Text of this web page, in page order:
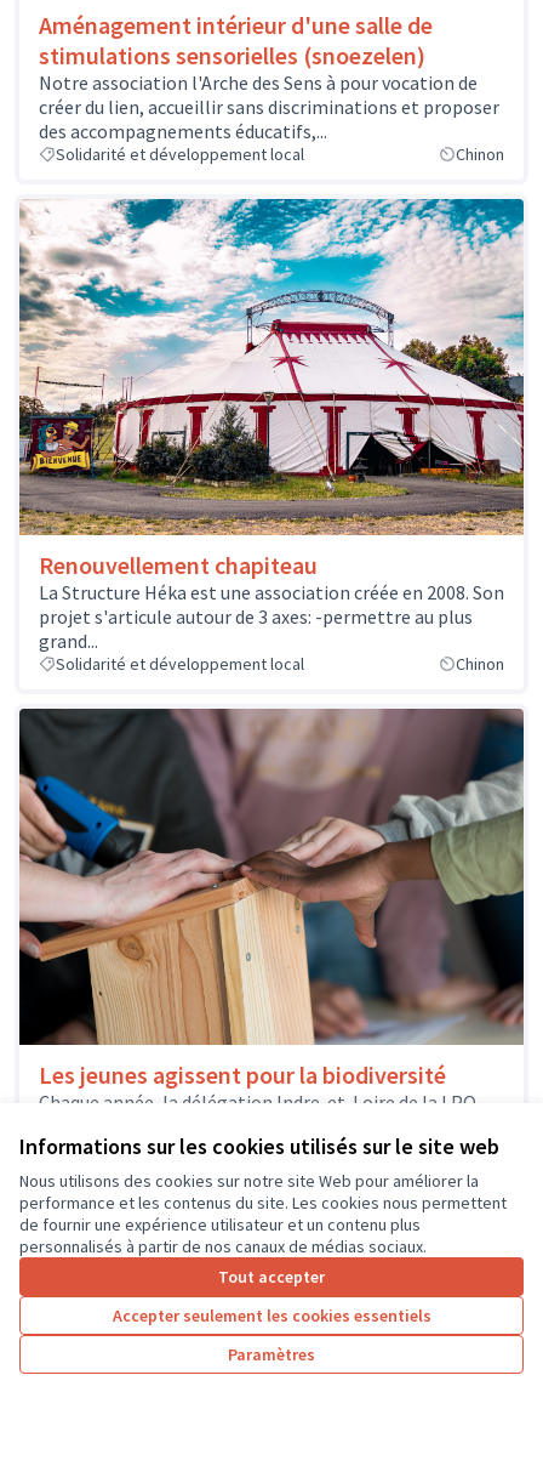
Informations sur les cookies utilisés sur le site web
Nous utilisons des cookies sur notre site Web pour améliorer la
performance et les contenus du site. Les cookies nous permettent
de fournir une expérience utilisateur et un contenu plus
personnalisés à partir de nos canaux de médias sociaux.
Tout accepter
Accepter seulement les cookies essentiels
Paramètres
Aménagement intérieur d'une salle de
stimulations sensorielles (snoezelen)
Notre association l'Arche des Sens à pour vocation de
créer du lien, accueillir sans discriminations et proposer
des accompagnements éducatifs,...
Solidarité et développement local Chinon
Renouvellement chapiteau
La Structure Héka est une association créée en 2008. Son
projet s'articule autour de 3 axes: -permettre au plus
grand...
Solidarité et développement local Chinon
Les jeunes agissent pour la biodiversité
Chaque année, la délégation Indre-et-Loire de la LPO
territoire, privés comme publics, dans...
Environnement et cadre de vie
Résultats par page : 25
1 2 3 4